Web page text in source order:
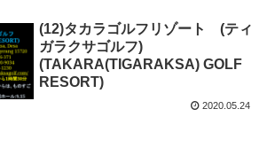
(12)タカラゴルフリゾート (ティ
ガラクサゴルフ)
(TAKARA(TIGARAKSA) GOLF
RESORT)
2020.05.24